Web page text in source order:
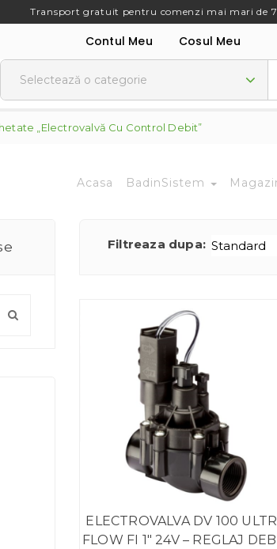
Transport gratuit pentru comenzi mai mari de
Contul Meu Cosul Meu
„Electrovalvă Cu Control Debit”
Acasa BadinSistem
Filtreaza dupa:
ELECTROVALVA DV 100
FLOW FI 1″ 24V – REGLAJ